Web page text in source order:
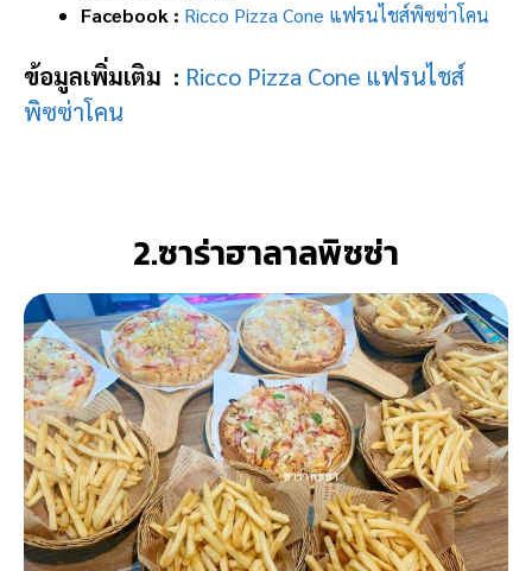
Facebook : Ricco Pizza Cone แฟรนไชส์พิซซ่าโคน
ข้อมูลเพิ่มเติม : Ricco Pizza Cone แฟรนไชส์
พิซซ่าโคน
2.ซาร่าฮาลาลพิซซ่า